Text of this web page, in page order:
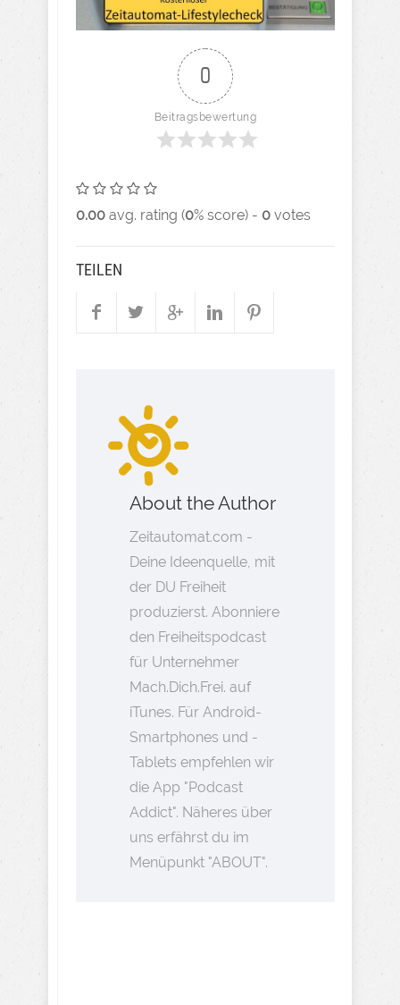
0
Beitragsbewertung
0.00 avg. rating (0% score) - 0 votes
TEILEN
About the Author
Zeitautomat.com -
Deine Ideenquelle, mit
der DU Freiheit
produzierst. Abonniere
den Freiheitspodcast
für Unternehmer
Mach.Dich.Frei. auf
iTunes. Für Android-
Smartphones und -
Tablets empfehlen wir
die App "Podcast
Addict". Näheres über
uns erfährst du im
Menüpunkt "ABOUT".